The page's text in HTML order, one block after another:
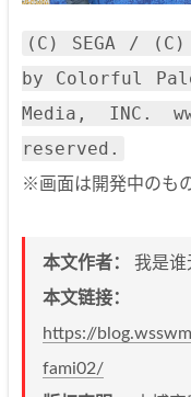
(C) SEGA /
by Colorful
Media, INC.
reserved.
※画面は開発中のもの
本文作者： 我是谁
本文链接：
https://
fami02/